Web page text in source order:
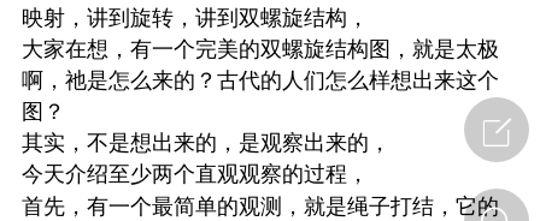
节气气象 问答
映射，讲到旋转，讲到双螺旋结构，
大家在想，有一个完美的双螺旋结构图，就是太极
啊，祂是怎么来的？古代的人们怎么样想出来这个
图？
其实，不是想出来的，是观察出来的，
今天介绍至少两个直观观察的过程，
首先，有一个最简单的观测，就是绳子打结，它的